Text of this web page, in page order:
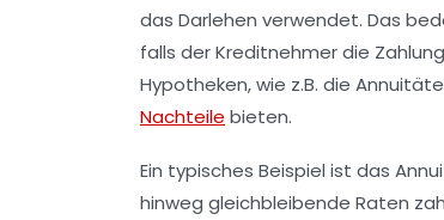
das Darlehen verwendet. Das
falls der Kreditnehmer die
Hypotheken, wie z.B. die
Nachteile bieten.
Ein typisches Beispiel ist das
hinweg gleichbleibende Raten